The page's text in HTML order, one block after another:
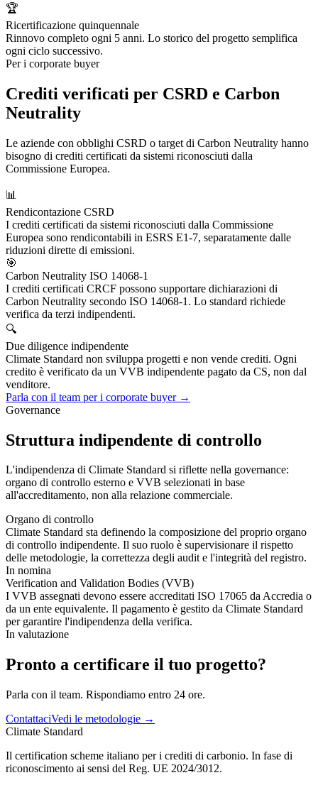
🏆
Ricertificazione quinquennale
Rinnovo completo ogni 5 anni. Lo storico del progetto semplifica
ogni ciclo successivo.
Per i corporate buyer
Crediti verificati per CSRD e Carbon
Neutrality
Le aziende con obblighi CSRD o target di Carbon Neutrality hanno
bisogno di crediti certificati da sistemi riconosciuti dalla
Commissione Europea.
📊
Rendicontazione CSRD
I crediti certificati da sistemi riconosciuti dalla Commissione
Europea sono rendicontabili in ESRS E1-7, separatamente dalle
riduzioni dirette di emissioni.
🎯
Carbon Neutrality ISO 14068-1
I crediti certificati CRCF possono supportare dichiarazioni di
Carbon Neutrality secondo ISO 14068-1. Lo standard richiede
verifica da terzi indipendenti.
🔍
Due diligence indipendente
Climate Standard non sviluppa progetti e non vende crediti. Ogni
credito è verificato da un VVB indipendente pagato da CS, non dal
venditore.
Parla con il team per i corporate buyer →
Governance
Struttura indipendente di controllo
L'indipendenza di Climate Standard si riflette nella governance:
organo di controllo esterno e VVB selezionati in base
all'accreditamento, non alla relazione commerciale.
Organo di controllo
Climate Standard sta definendo la composizione del proprio organo
di controllo indipendente. Il suo ruolo è supervisionare il rispetto
delle metodologie, la correttezza degli audit e l'integrità del registro.
In nomina
Verification and Validation Bodies (VVB)
I VVB assegnati devono essere accreditati ISO 17065 da Accredia o
da un ente equivalente. Il pagamento è gestito da Climate Standard
per garantire l'indipendenza della verifica.
In valutazione
Pronto a certificare il tuo progetto?
Parla con il team. Rispondiamo entro 24 ore.
ContattaciVedi le metodologie →
Climate Standard
Il certification scheme italiano per i crediti di carbonio. In fase di
riconoscimento ai sensi del Reg. UE 2024/3012.